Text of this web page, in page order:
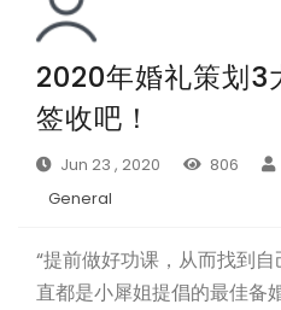
2020年婚礼策划3
签收吧！
Jun 23 , 2020 806
General
“提前做好功课，从而找到
直都是小犀姐提倡的最佳备